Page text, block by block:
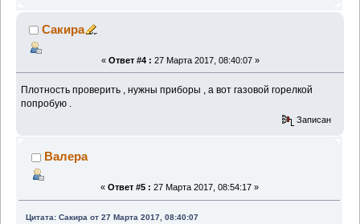
Сакира
« Ответ #4 : 27 Марта 2017, 08:40:07 »
Плотность проверить , нужны приборы , а вот газовой горелкой
попробую .
Записан
Валера
« Ответ #5 : 27 Марта 2017, 08:54:17 »
Цитата: Сакира от 27 Марта 2017, 08:40:07